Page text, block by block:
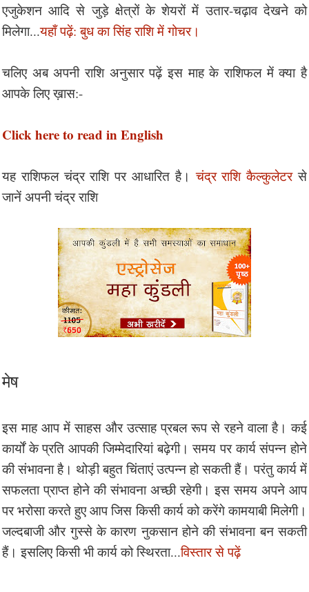
एजुकेशन आदि से जुड़े क्षेत्रों के शेयरों में उतार-चढ़ाव देखने को
मिलेगा...यहाँ पढ़ें: बुध का सिंह राशि में गोचर।
चलिए अब अपनी राशि अनुसार पढ़ें इस माह के राशिफल में क्या है
आपके लिए ख़ास:-
Click here to read in English
यह राशिफल चंद्र राशि पर आधारित है।चंद्र राशि कैल्कुलेटरसे
जानें अपनी चंद्र राशि
मेष
इस माह आप में साहस और उत्साह प्रबल रूप से रहने वाला है। कई
कार्यों के प्रति आपकी जिम्मेदारियां बढ़ेगी। समय पर कार्य संपन्न होने
की संभावना है। थोड़ी बहुत चिंताएं उत्पन्न हो सकती हैं। परंतु कार्य में
सफलता प्राप्त होने की संभावना अच्छी रहेगी। इस समय अपने आप
पर भरोसा करते हुए आप जिस किसी कार्य को करेंगे कामयाबी मिलेगी।
जल्दबाजी और गुस्से के कारण नुकसान होने की संभावना बन सकती
हैं। इसलिए किसी भी कार्य को स्थिरता...विस्तार से पढ़ें